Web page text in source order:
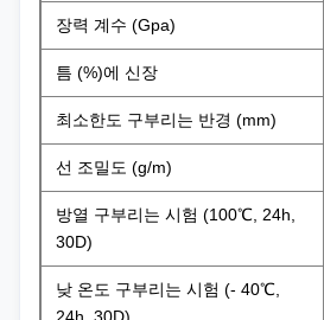
장력 계수 (Gpa)
틈 (%)에 신장
최소한도 구부리는 반경 (mm)
선 조밀도 (g/m)
방열 구부리는 시험 (100℃, 24h,
30D)
낮 온도 구부리는 시험 (- 40℃,